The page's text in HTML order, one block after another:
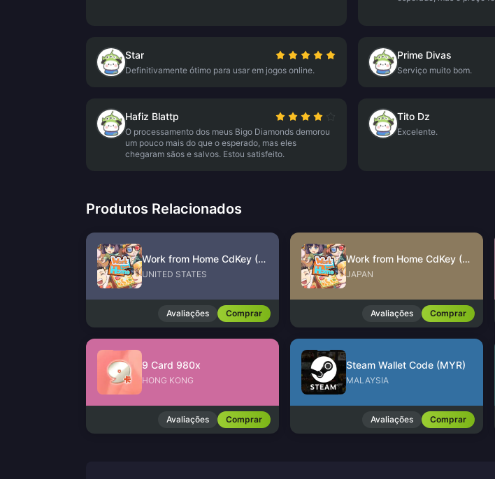
Star
Definitivamente ótimo para usar em jogos online.
Prime Divas
Serviço muito bom.
Hafiz Blattp
O processamento dos meus Bigo Diamonds demorou
um pouco mais do que o esperado, mas eles
chegaram sãos e salvos. Estou satisfeito.
Tito Dz
Excelente.
Produtos Relacionados
Work from Home CdKey (US)
UNITED STATES
Avaliações Comprar
Work from Home CdKey (JP)
JAPAN
Avaliações Comprar
9 Card 980x
HONG KONG
Avaliações Comprar
Steam Wallet Code (MYR)
MALAYSIA
Avaliações Comprar